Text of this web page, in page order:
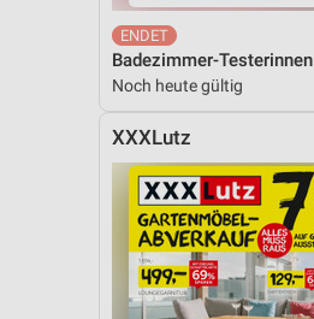
Badezimmer-Testerinnen
Noch heute gültig
XXXLutz
Funktional